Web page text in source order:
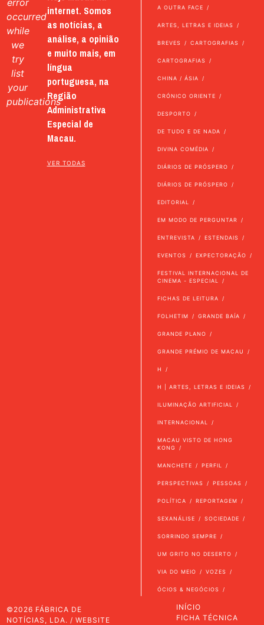
error
occurred
while
we
try
list
your
publications
internet. Somos
as notícias, a
análise, a opinião
e muito mais, em
língua
portuguesa, na
Região
Administrativa
Especial de
Macau.
VER TODAS
A OUTRA FACE
ARTES, LETRAS E IDEIAS
BREVES CARTOGRAFIAS
CARTOGRAFIAS
CHINA / ÁSIA
CRÓNICO ORIENTE
DESPORTO
DE TUDO E DE NADA
DIVINA COMÉDIA
DIÁRIOS DE PRÓSPERO
DIÁRIOS DE PRÓSPERO
EDITORIAL
EM MODO DE PERGUNTAR
ENTREVISTA ESTENDAIS
EVENTOS EXPECTORAÇÃO
FESTIVAL INTERNACIONAL DE
CINEMA - ESPECIAL
FICHAS DE LEITURA
FOLHETIM GRANDE BAÍA
GRANDE PLANO
GRANDE PRÉMIO DE MACAU
H
H | ARTES, LETRAS E IDEIAS
ILUMINAÇÃO ARTIFICIAL
INTERNACIONAL
MACAU VISTO DE HONG
KONG
MANCHETE PERFIL
PERSPECTIVAS PESSOAS
POLÍTICA REPORTAGEM
SEXANÁLISE SOCIEDADE
SORRINDO SEMPRE
UM GRITO NO DESERTO
VIA DO MEIO VOZES
ÓCIOS & NEGÓCIOS
©2026 FÁBRICA DE
NOTÍCIAS, LDA. / WEBSITE
INÍCIO
FICHA TÉCNICA